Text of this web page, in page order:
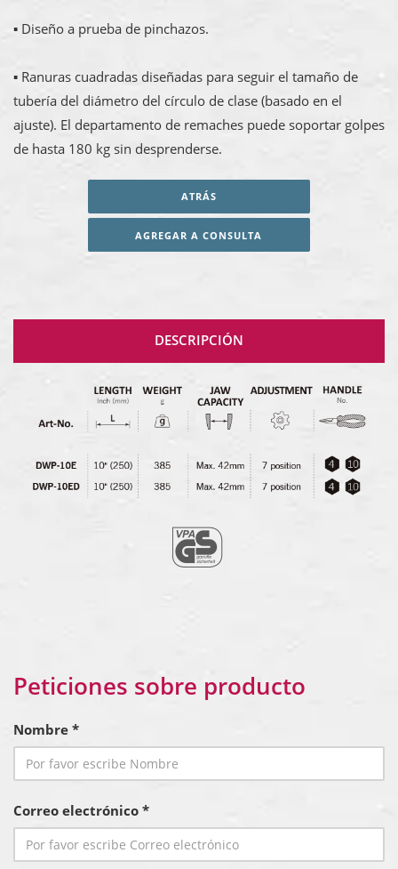
▪ Diseño a prueba de pinchazos.
▪ Ranuras cuadradas diseñadas para seguir el tamaño de
tubería del diámetro del círculo de clase (basado en el
ajuste). El departamento de remaches puede soportar golpes
de hasta 180 kg sin desprenderse.
ATRÁS
AGREGAR A CONSULTA
DESCRIPCIÓN
Peticiones sobre producto
Nombre *
Correo electrónico *